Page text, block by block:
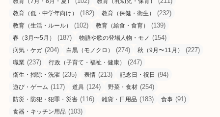
教育（低・中学年向け） (182) 教育（保健・衛生） (232)
教育（生活・ルール） (102) 教育（給食・食育） (139)
春（3月〜5月） (187) 物語や歌の登場人物・モノ (154)
病気・ケガ (204) 白黒（モノクロ） (274) 秋（9月〜11月） (227)
職業 (237) 行政（子育て・福祉・健康） (247)
衛生・掃除・洗濯 (235) 表情 (213) 記念日・祝日 (94)
遊び・ゲーム (117) 道具 (124) 野菜・食材 (254)
防災・防犯・犯罪・災害 (116) 雑貨・日用品 (183) 食事 (91)
食器・キッチン用品 (103)